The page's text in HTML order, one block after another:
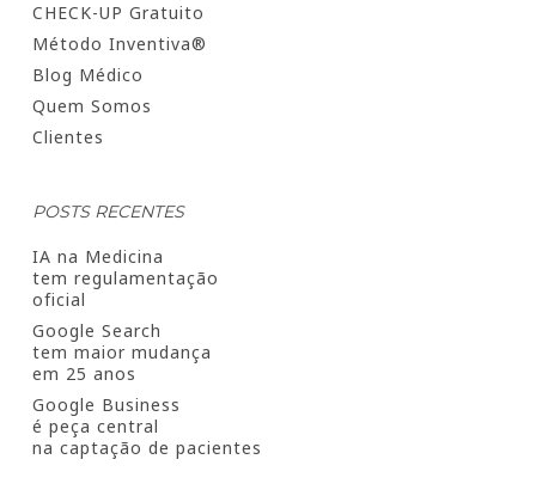
CHECK-UP Gratuito
Método Inventiva®
Blog Médico
Quem Somos
Clientes
POSTS RECENTES
IA na Medicina
tem regulamentação
oficial
Google Search
tem maior mudança
em 25 anos
Google Business
é peça central
na captação de pacientes